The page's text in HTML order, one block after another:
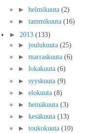
► helmikuuta (2)
► tammikuuta (16)
► 2013 (133)
► joulukuuta (25)
► marraskuuta (6)
► lokakuuta (6)
► syyskuuta (9)
► elokuuta (8)
► heinäkuuta (3)
► kesäkuuta (13)
► toukokuuta (10)